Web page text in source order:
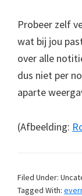
Probeer zelf
wat bij jou
over alle
dus niet per
aparte
(Afbeelding:
Filed Under:
Tagged With: